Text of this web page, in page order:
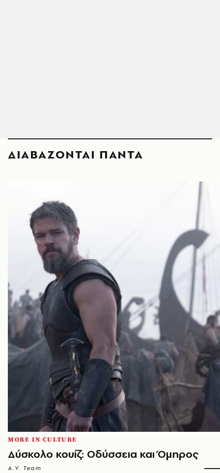
ΔΙΑΒΑΖΟΝΤΑΙ ΠΑΝΤΑ
MORE IN CULTURE
Δύσκολο κουίζ: Οδύσσεια και Όμηρος
A.V. Team